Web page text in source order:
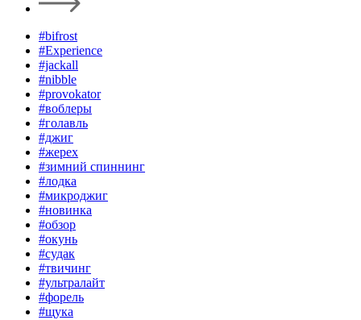
#bifrost
#Experience
#jackall
#nibble
#provokator
#воблеры
#голавль
#джиг
#жерех
#зимний спиннинг
#лодка
#микроджиг
#новинка
#обзор
#окунь
#судак
#твичинг
#ультралайт
#форель
#щука